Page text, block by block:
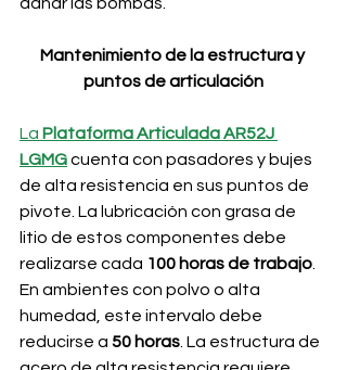
Mantenimiento de la estructura y
puntos de articulación
La Plataforma Articulada AR52J
LGMG cuenta con pasadores y bujes
de alta resistencia en sus puntos de
pivote. La lubricación con grasa de
litio de estos componentes debe
realizarse cada 100 horas de trabajo
En ambientes con polvo o alta
humedad, este intervalo debe
reducirse a 50 horas . La estructura de